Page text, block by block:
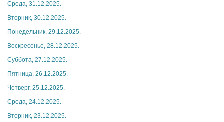
Среда, 31.12.2025.
Вторник, 30.12.2025.
Понедельник, 29.12.2025.
Воскресенье, 28.12.2025.
Суббота, 27.12.2025.
Пятница, 26.12.2025.
Четверг, 25.12.2025.
Среда, 24.12.2025.
Вторник, 23.12.2025.